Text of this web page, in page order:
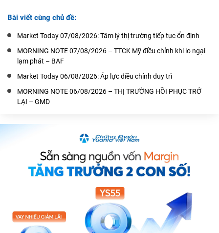
Bài viết cùng chủ đề:
Market Today 07/08/2026: Tâm lý thị trường tiếp tục ổn định
MORNING NOTE 07/08/2026 – TTCK Mỹ điều chỉnh khi lo ngại
lạm phát – BAF
Market Today 06/08/2026: Áp lực điều chỉnh duy trì
MORNING NOTE 06/08/2026 – THỊ TRƯỜNG HỒI PHỤC TRỞ
LẠI – GMD